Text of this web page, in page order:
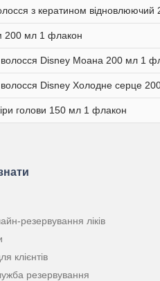
з кератином
200 мл 1 флакон
Disney Моана 200 мл 1
Disney Холодне серце
голови 150 мл 1 флакон
резервування ліків
клієнтів
резервування